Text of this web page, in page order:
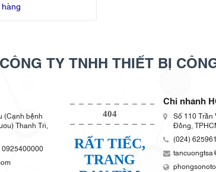
CÔNG TY TNHH THIẾT BỊ
(Cạnh bệnh
Thanh Trì,
0925400000
Chi nhánh
Số 110 Trần
Đông,
(024)